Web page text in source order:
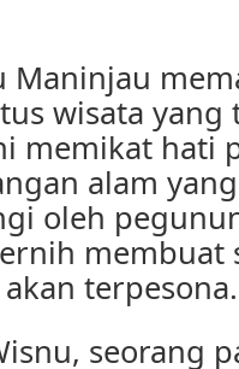
Maninjau
wisata yang
memikat hati
alam
oleh
membuat
terpesona.
seorang